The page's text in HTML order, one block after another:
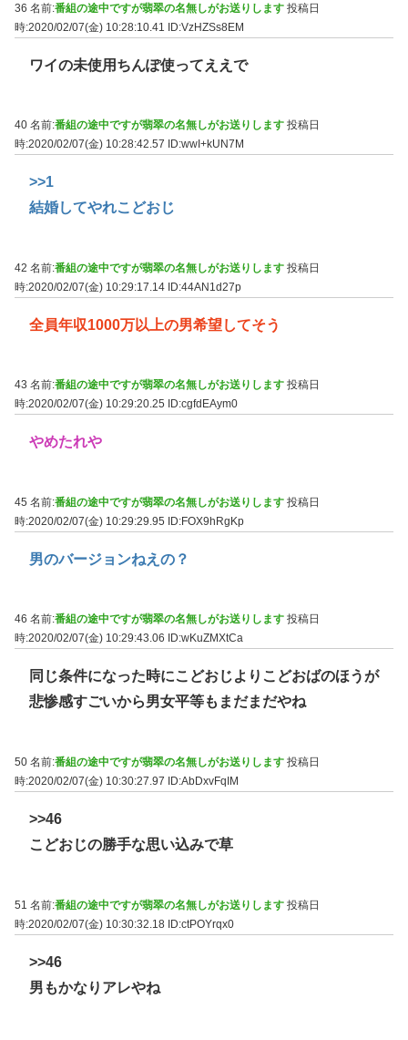
36 名前:番組の途中ですが翡翠の名無しがお送りします 投稿日
時:2020/02/07(金) 10:28:10.41 ID:VzHZSs8EM
ワイの未使用ちんぽ使ってええで
40 名前:番組の途中ですが翡翠の名無しがお送りします 投稿日
時:2020/02/07(金) 10:28:42.57
ID:wwI+kUN7M
>>1
結婚してやれこどおじ
42 名前:番組の途中ですが翡翠の名無しがお送りします 投稿日
時:2020/02/07(金) 10:29:17.14 ID:44AN1d27p
全員年収1000万以上の男希望してそう
43 名前:番組の途中ですが翡翠の名無しがお送りします 投稿日
時:2020/02/07(金) 10:29:20.25
ID:cgfdEAym0
やめたれや
45 名前:番組の途中ですが翡翠の名無しがお送りします 投稿日
時:2020/02/07(金) 10:29:29.95 ID:FOX9hRgKp
男のバージョンねえの？
46 名前:番組の途中ですが翡翠の名無しがお送りします 投稿日
時:2020/02/07(金) 10:29:43.06
ID:wKuZMXtCa
同じ条件になった時にこどおじよりこどおばのほうが
悲惨感すごいから男女平等もまだまだやね
50 名前:番組の途中ですが翡翠の名無しがお送りします 投稿日
時:2020/02/07(金) 10:30:27.97
ID:AbDxvFqIM
>>46
こどおじの勝手な思い込みで草
51 名前:番組の途中ですが翡翠の名無しがお送りします 投稿日
時:2020/02/07(金) 10:30:32.18 ID:ctPOYrqx0
>>46
男もかなりアレやね